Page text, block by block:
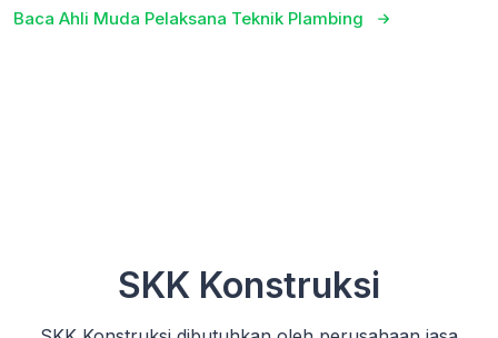
Baca Ahli Muda Pelaksana Teknik Plambing
SKK Konstruksi